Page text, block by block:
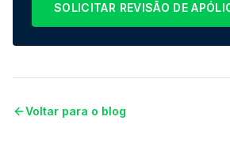
SOLICITAR REVISÃO DE
Voltar para o blog